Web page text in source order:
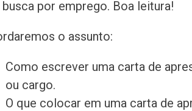
busca por emprego. Boa leitura!
o assunto:
Como escrever uma carta de
ou cargo.
O que colocar em uma carta de